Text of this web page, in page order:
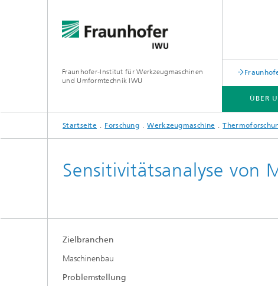
Fraunhofer-Institut für Werkzeugmaschinen
und Umformtechnik IWU
ÜBER
ÜBER UNS
ZUKUNFTSTHEMEN
Startseite Forschung Werkzeugmaschine
Sensitivitätsanalyse von
Zielbranchen
Maschinenbau
Problemstellung